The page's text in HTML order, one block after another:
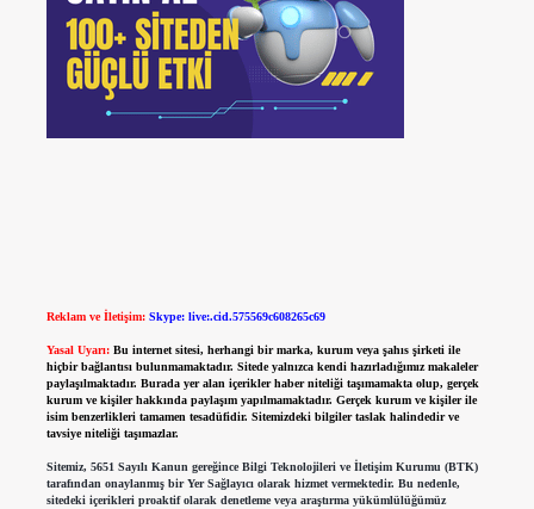
Reklam ve İletişim: Skype: live:.cid.575569c608265c69
Yasal Uyarı: Bu internet sitesi, herhangi bir marka, kurum veya şahıs şirketi ile
hiçbir bağlantısı bulunmamaktadır. Sitede yalnızca kendi hazırladığımız makaleler
paylaşılmaktadır. Burada yer alan içerikler haber niteliği taşımamakta olup, gerçek
kurum ve kişiler hakkında paylaşım yapılmamaktadır. Gerçek kurum ve kişiler ile
isim benzerlikleri tamamen tesadüfidir. Sitemizdeki bilgiler taslak halindedir ve
tavsiye niteliği taşımazlar.
Sitemiz, 5651 Sayılı Kanun gereğince Bilgi Teknolojileri ve İletişim Kurumu (BTK)
tarafından onaylanmış bir Yer Sağlayıcı olarak hizmet vermektedir. Bu nedenle,
sitedeki içerikleri proaktif olarak denetleme veya araştırma yükümlülüğümüz